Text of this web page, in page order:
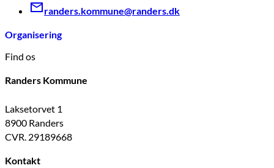
randers.kommune@randers.dk
Organisering
Find os
Randers Kommune
Laksetorvet 1
8900 Randers
CVR. 29189668
Kontakt